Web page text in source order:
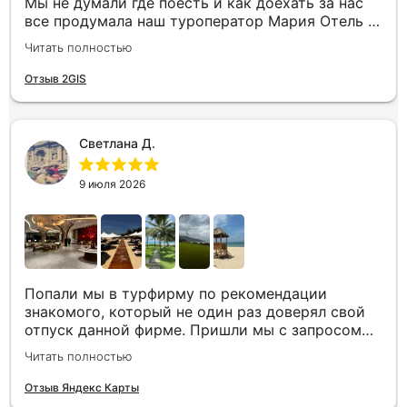
все продумала наш туроператор Мария Отель в
котором мы жили находится в тихом месте в
шаговой доступности большое количество
достопримечательностей и мест где можно
Читать полностью
Отзыв 2GIS
Светлана Д.
9 июля 2026
Попали мы в турфирму по рекомендации
знакомого, который не один раз доверял свой
отпуск данной фирме. Пришли мы с запросом
«хочу то, не знаю что», было несколько
направлений, но куда точно хотим,
представления не имели. Нашим агентом была
Читать полностью
Отзыв Яндекс Карты